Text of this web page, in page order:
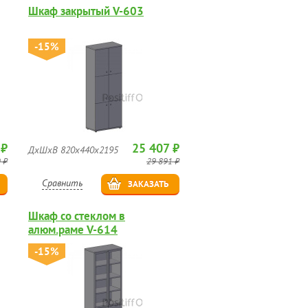
₽
Шкаф закрытый V-603
-15%
ДхШхВ 820х440х2195 25 407 ₽
29 891 ₽
Сравнить ЗАКАЗАТЬ
Шкаф со стеклом в
алюм.раме V-614
-15%